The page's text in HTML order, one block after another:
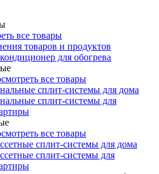
все товары
товаров и продуктов
для обогрева
все товары
сплит-системы для дома
сплит-системы для
все товары
сплит-системы для дома
сплит-системы для